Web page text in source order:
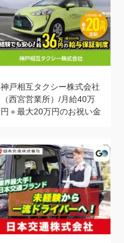
神戸相互タクシー株式会社
（西宮営業所）/月給40万
円＋最大20万円のお祝い金